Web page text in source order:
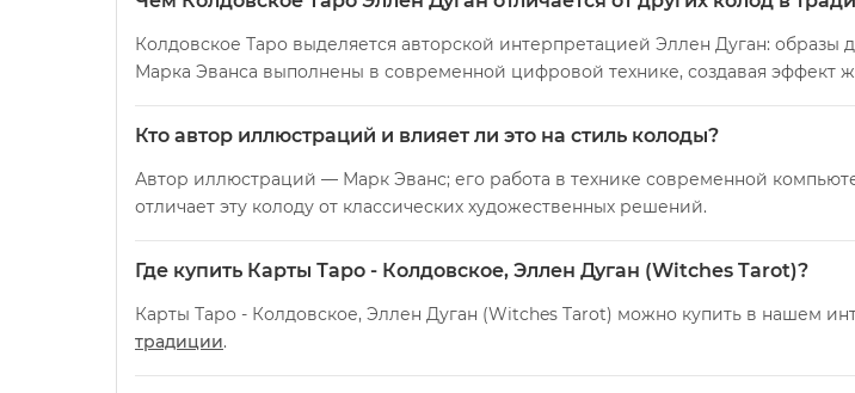
Колдовское Таро выделяется авторской интерпретацией Эллен Дуган:
Марка Эванса выполнены в современной цифровой технике, создавая эффект
Кто автор иллюстраций и влияет ли это на стиль колоды?
Автор иллюстраций — Марк Эванс; его работа в технике современной
отличает эту колоду от классических художественных решений.
Где купить Карты Таро - Колдовское, Эллен Дуган (Witches Tarot)?
Карты Таро - Колдовское, Эллен Дуган (Witches Tarot) можно купить в нашем
традиции.